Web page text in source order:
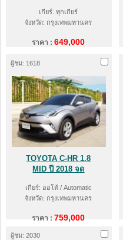
เกียร์: ทุกเกียร์
จังหวัด: กรุงเทพมหานคร
ราคา :649,000
ผู้ชม: 1618
TOYOTA C-HR 1.8
MID ปี 2018 จด
เกียร์: ออโต้ / Automatic
จังหวัด: กรุงเทพมหานคร
ราคา :759,000
ผู้ชม: 2030